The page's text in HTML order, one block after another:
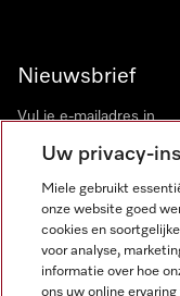
Nieuwsbrief
Miele op Instagram
Miele opMiele
Uw privacy-
Miele gebruikt
onze website goed
cookies en
voor analyse,
informatie over hoe
ons uw online